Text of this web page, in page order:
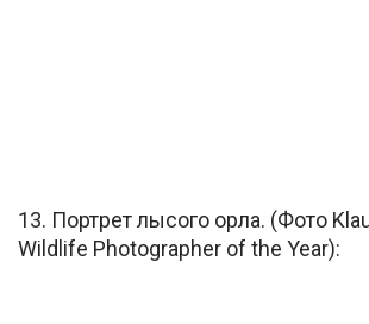
13. Портрет лысого орла. (Фото
Wildlife Photographer of the Year):